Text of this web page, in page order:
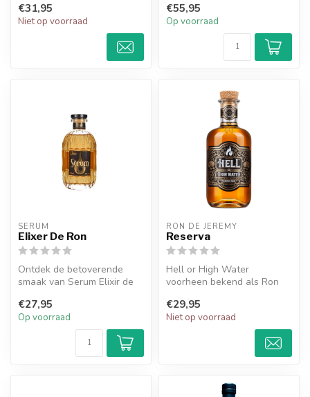
€31,95
Niet op voorraad
€55,95
Op voorraad
SERUM
Elixer De Ron
Ontdek de betoverende
smaak van Serum Elixir de
vervaardig...
€27,95
Op voorraad
RON DE JEREMY
Reserva
Hell or High Water
voorheen bekend als Ron
niet al te z...
€29,95
Niet op voorraad